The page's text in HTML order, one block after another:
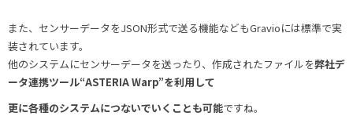
また、センサーデータをJSON形式で送る機能などもGravioには標準で実
装されています。
他のシステムにセンサーデータを送ったり、作成されたファイルを弊社デ
ータ連携ツール“ASTERIA Warp”を利用して
更に各種のシステムにつないでいくことも可能ですね。